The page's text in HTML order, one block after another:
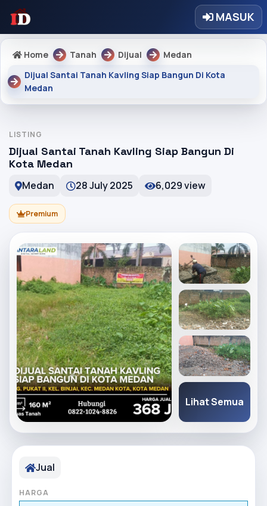
MASUK
Home Tanah Dijual
Medan
Dijual Santai Tanah Kavling Siap Bangun Di Kota
Medan
LISTING
Dijual Santai Tanah Kavling Siap Bangun Di
Kota Medan
Medan 28 July 2025 6,029 view
Premium
Lihat Semua
Jual
HARGA